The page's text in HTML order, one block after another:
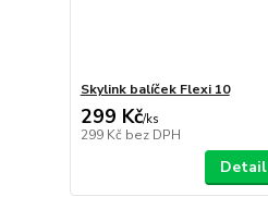
Skylink balíček Flexi 10
299 Kč/ks
299 Kč bez DPH
Detail